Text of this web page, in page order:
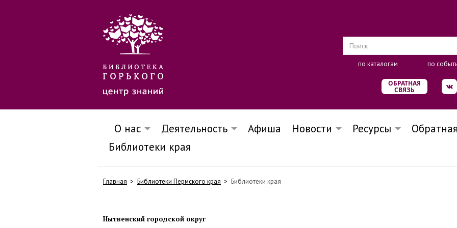
по каталогам по
ОБРАТНАЯ
СВЯЗЬ
О нас Деятельность Афиша Новости Ресурсы
Библиотеки края
Главная Библиотеки Пермского края Библиотеки края
Нытвенский городской округ